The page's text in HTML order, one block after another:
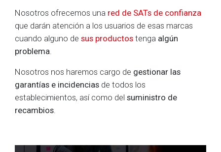
Nosotros ofrecemos una red de SATs de confianza
que darán atención a los usuarios de esas marcas
cuando alguno de sus productos tenga algún
problema.
Nosotros nos haremos cargo de gestionar las
garantías e incidencias de todos los
establecimientos, así como del suministro de
recambios.